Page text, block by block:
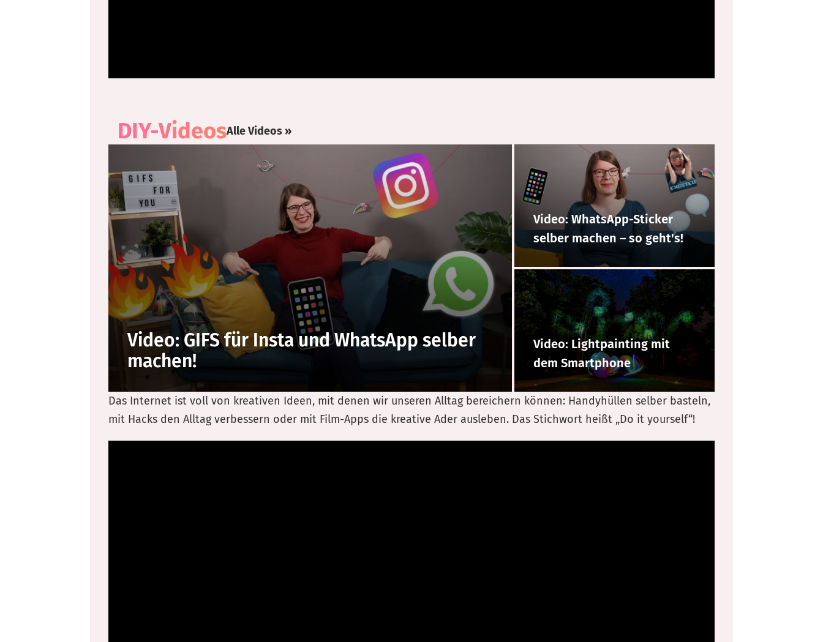
DIY-Videos​Alle Videos »
Video: GIFS für Insta und WhatsApp selber
machen!
Video: WhatsApp-Sticker
selber machen – so geht's!
Video: Lightpainting mit
dem Smartphone
Das Internet ist voll von kreativen Ideen, mit denen wir unseren Alltag bereichern können: Handyhüllen selber basteln,
mit Hacks den Alltag verbessern oder mit Film-Apps die kreative Ader ausleben. Das Stichwort heißt „Do it yourself“!